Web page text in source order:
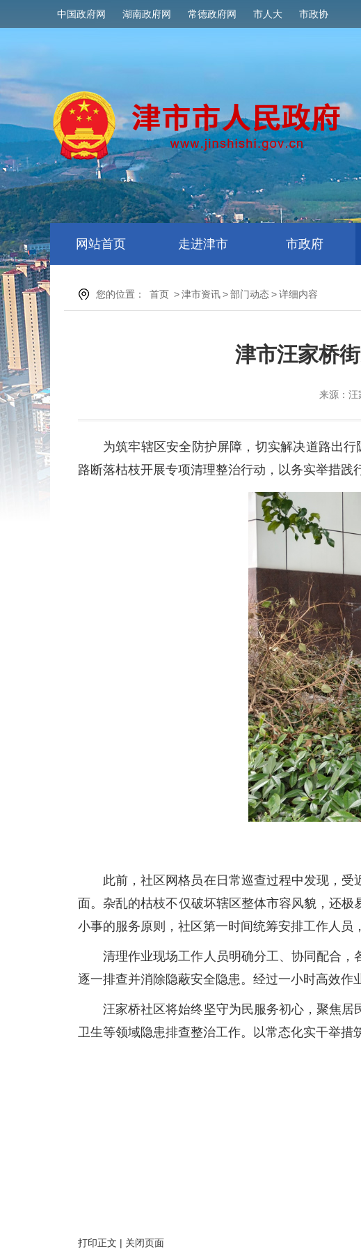
中国政府网 湖南政府网 常德政府网 市人大 市政协
网站首页 走进津市 市政府
您的位置： 首页 >津市资讯>部门动态>详细内容
津市汪家桥
来源：汪
为筑牢辖区安全防护屏障，切实解决道路出
路断落枯枝开展专项清理整治行动，以务实举措践
此前，社区网格员在日常巡查过程中发现，
面。杂乱的枯枝不仅破坏辖区整体市容风貌，还
小事的服务原则，社区第一时间统筹安排工作人员
清理作业现场工作人员明确分工、协同配合，
逐一排查并消除隐蔽安全隐患。经过一小时高效作
汪家桥社区将始终坚守为民服务初心，聚焦
卫生等领域隐患排查整治工作。以常态化实干举措
打印正文 | 关闭页面